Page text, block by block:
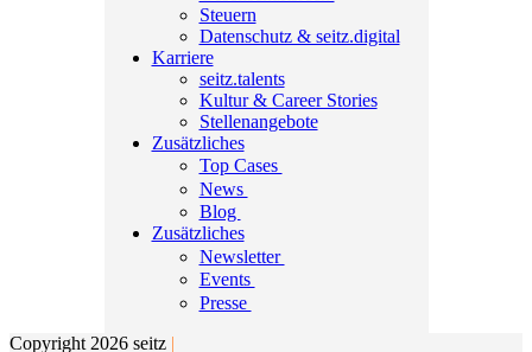
Steuern
Datenschutz & seitz.digital
Karriere
seitz.talents
Kultur & Career Stories
Stellenangebote
Zusätzliches
Top Cases
News
Blog
Zusätzliches
Newsletter
Events
Presse
Copyright 2026 seitz |